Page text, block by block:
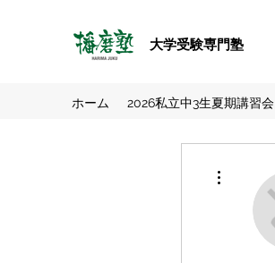
大学受験専門塾
ホーム 2026私立中3生夏期講習会